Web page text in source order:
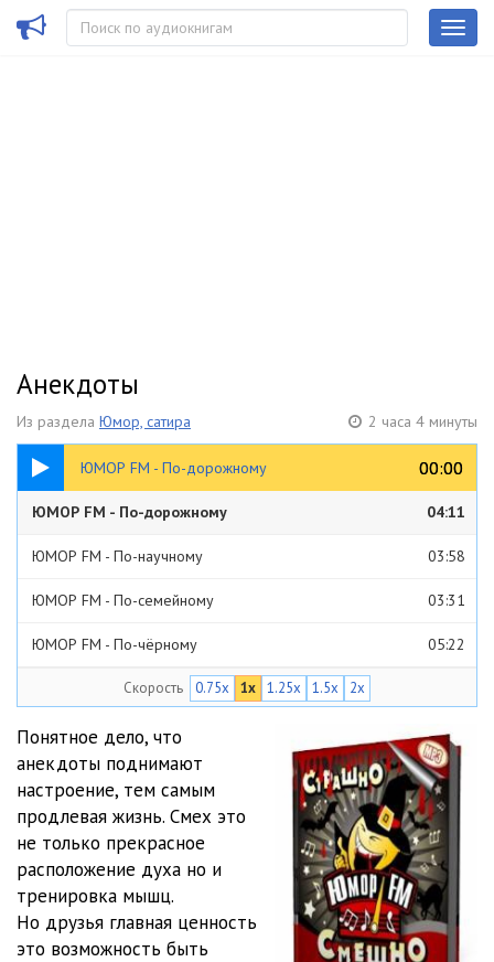
Анекдоты
Из раздела Юмор, сатира 2 часа 4 минуты
ЮМОР FM - По-дорожному 00:00
00:00
04:11
Знай наших
ЮМОР FM - По-дорожному
04:11
ЮМОР FM - По-научному 03:58
ЮМОР FM - По-семейному 03:31
ЮМОР FM - По-чёрному 05:22
ЮМОР FM - Под мухой
ЮМОР FM - Про бландинок 03:34
ЮМОР FM - Про военных 03:46
ЮМОР FM - Про врачей 04:33
ЮМОР FM - Про детей 03:54
ЮМОР FM - Про старшее поколение
06:29
С миру по шутке
Скорость 0.75x 1x 1.25x 1.5x 2x
Понятное дело, что
анекдоты поднимают
настроение, тем самым
продлевая жизнь. Смех это
не только прекрасное
расположение духа но и
тренировка мышц.
Но друзья главная ценность
это возможность быть